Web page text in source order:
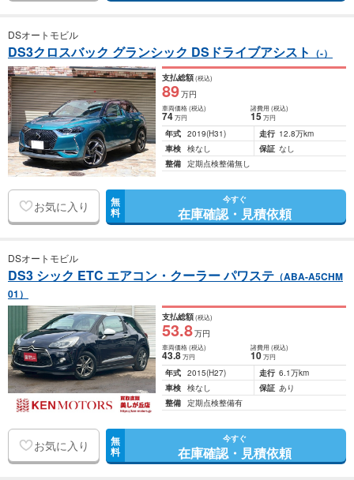
DSオートモビル
DS3クロスバック グランシック DSドライブアシスト （-）
支払総額(税込)
89万円
車両価格(税込)
74万円
諸費用 (税込)
15 万円
年式 2019(H31) 走行 12.8万km
車検 検なし 保証 なし
整備 定期点検整備無し
お気に入り 無
料
今すぐ
在庫確認・見積依頼
DSオートモビル
DS3 シック ETC エアコン・クーラー パワステ （ABA-A5CHM
01）
支払総額(税込)
53.8万円
車両価格(税込)
43.8万円
諸費用 (税込)
10 万円
年式 2015(H27) 走行 6.1万km
車検 検なし 保証 あり
整備 定期点検整備有
お気に入り 無
料
今すぐ
在庫確認・見積依頼